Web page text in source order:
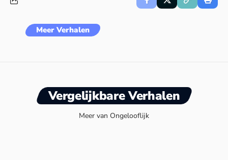
Meer Verhalen
Vergelijkbare Verhalen
Meer van Ongelooflijk